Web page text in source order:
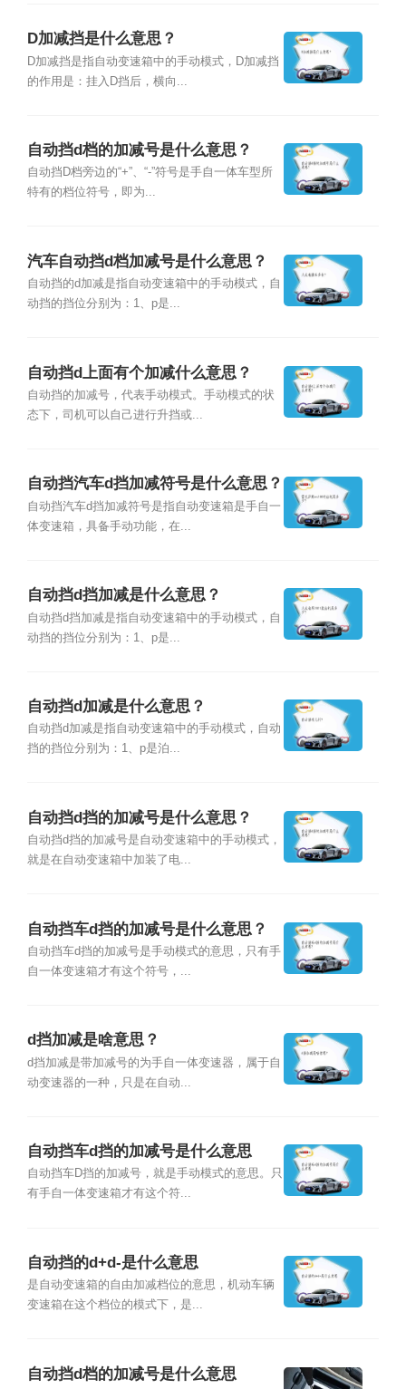
D加减挡是什么意思？
D加减挡是指自动变速箱中的手动模式，D加减挡
的作用是：挂入D挡后，横向...
自动挡d档的加减号是什么意思？
自动挡D档旁边的“+”、“-”符号是手自一体车型所
特有的档位符号，即为...
汽车自动挡d档加减号是什么意思？
自动挡的d加减是指自动变速箱中的手动模式，自
动挡的挡位分别为：1、p是...
自动挡d上面有个加减什么意思？
自动挡的加减号，代表手动模式。手动模式的状
态下，司机可以自己进行升挡或...
自动挡汽车d挡加减符号是什么意思？
自动挡汽车d挡加减符号是指自动变速箱是手自一
体变速箱，具备手动功能，在...
自动挡d挡加减是什么意思？
自动挡d挡加减是指自动变速箱中的手动模式，自
动挡的挡位分别为：1、p是...
自动挡d加减是什么意思？
自动挡d加减是指自动变速箱中的手动模式，自动
挡的挡位分别为：1、p是泊...
自动挡d挡的加减号是什么意思？
自动挡d挡的加减号是自动变速箱中的手动模式，
就是在自动变速箱中加装了电...
自动挡车d挡的加减号是什么意思？
自动挡车d挡的加减号是手动模式的意思，只有手
自一体变速箱才有这个符号，...
d挡加减是啥意思？
d挡加减是带加减号的为手自一体变速器，属于自
动变速器的一种，只是在自动...
自动挡车d挡的加减号是什么意思
自动挡车D挡的加减号，就是手动模式的意思。只
有手自一体变速箱才有这个符...
自动挡的d+d-是什么意思
是自动变速箱的自由加减档位的意思，机动车辆
变速箱在这个档位的模式下，是...
自动挡d档的加减号是什么意思